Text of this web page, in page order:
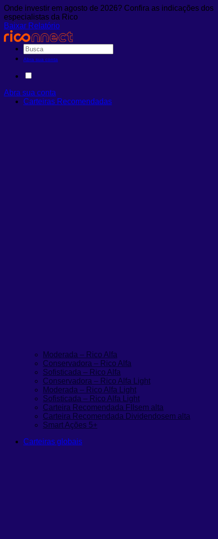
Onde investir em agosto de 2026? Confira as indicações dos
especialistas da Rico
Baixar Relatório
Abra sua conta
Abra sua conta
Carteiras Recomendadas
Moderada – Rico Alfa
Conservadora – Rico Alfa
Sofisticada – Rico Alfa
Conservadora – Rico Alfa Light
Moderada – Rico Alfa Light
Sofisticada – Rico Alfa Light
Carteira Recomendada FIIsem alta
Carteira Recomendada Dividendosem alta
Smart Ações 5+
Carteiras globais